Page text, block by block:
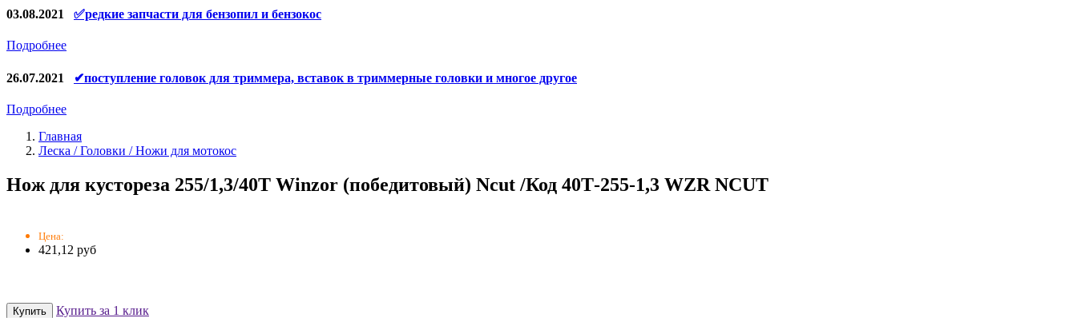
Щётки, щёточные узлы
Ремни для электроинструмента
03.08.2021 ✅редкие запчасти для бензопил и бензокос
Подробнее
26.07.2021 ✔поступление головок для триммера, вставок в триммерные головки и многое другое
Подробнее
Главная
Леска / Головки / Ножи для мотокос
Нoж для кустореза 255/1,3/40Т Winzor (победитовый) Ncut /Код 40Т-255-1,3 WZR NCUT
Цена:
421,12 руб
Купить за 1 клик